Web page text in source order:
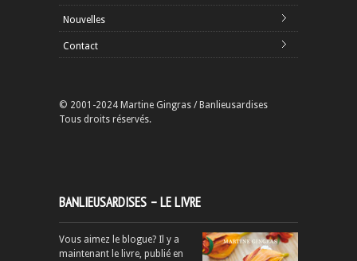
Nouvelles
Contact
© 2001-2024 Martine Gingras / Banlieusardises
Tous droits réservés.
BANLIEUSARDISES – LE LIVRE
Vous aimez le blogue? Il y a
maintenant le livre, publié en